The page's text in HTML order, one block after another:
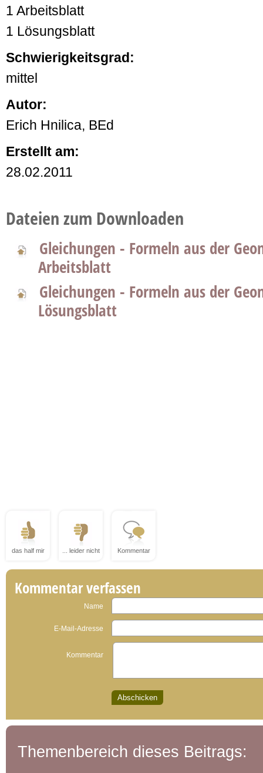
1 Arbeitsblatt
1 Lösungsblatt
Schwierigkeitsgrad:
mittel
Autor:
Erich Hnilica, BEd
Erstellt am:
28.02.2011
Dateien zum Downloaden
Gleichungen - Formeln aus der
Arbeitsblatt
Gleichungen - Formeln aus der
Lösungsblatt
das half mir ... leider nicht Kommentar
Kommentar verfassen
Name
E-Mail-Adresse
Kommentar
Themenbereich dieses Beitrags: